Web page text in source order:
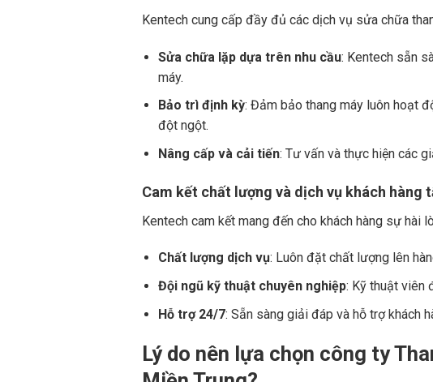
Kentech cung cấp đầy đủ các dịch vụ sửa chữa
Sửa chữa lặp dựa trên nhu cầu: Kentech sẵn
máy.
Bảo trì định kỳ: Đảm bảo thang máy luôn hoạt
đột ngột.
Nâng cấp và cải tiến: Tư vấn và thực hiện các
Cam kết chất lượng và dịch vụ khách hàng
Kentech cam kết mang đến cho khách hàng sự hài
Chất lượng dịch vụ: Luôn đặt chất lượng lên
Đội ngũ kỹ thuật chuyên nghiệp: Kỹ thuật viên
Hỗ trợ 24/7: Sẵn sàng giải đáp và hỗ trợ khách
Lý do nên lựa chọn công ty